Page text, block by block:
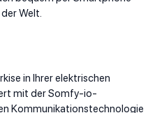
Welt.
in Ihrer elektrischen
mit der Somfy-io-
Kommunikationstechnologie